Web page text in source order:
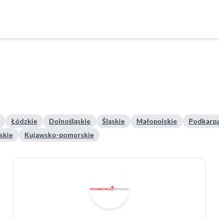
Łódzkie Dolnośląskie Śląskie Małopolskie
Kujawsko-pomorskie